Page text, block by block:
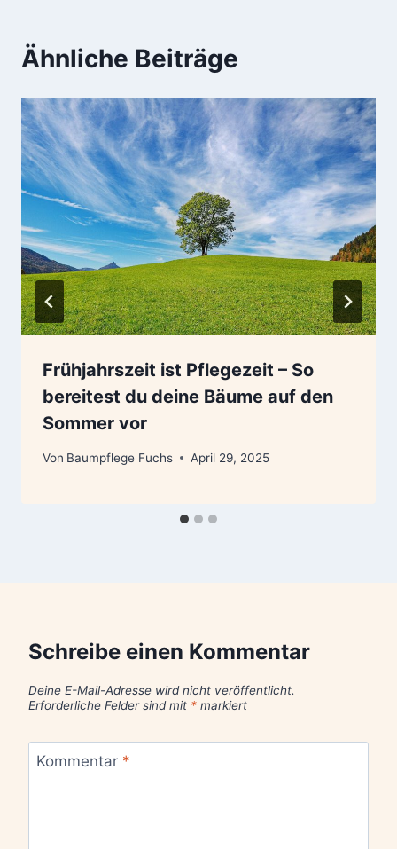
Ähnliche Beiträge
Frühjahrszeit ist Pflegezeit – So
bereitest du deine Bäume auf den
Sommer vor
Von Baumpflege Fuchs April 29, 2025
Schreibe einen Kommentar
Deine E-Mail-Adresse wird nicht veröffentlicht.
Erforderliche Felder sind mit * markiert
Kommentar *